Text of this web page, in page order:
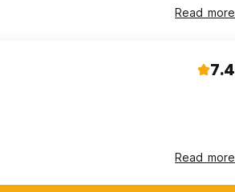
Read more
7.4
Read more